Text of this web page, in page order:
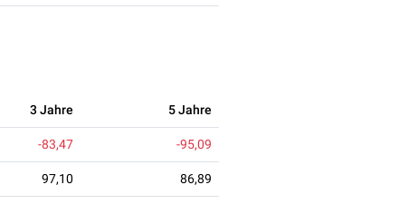
3 Jahre 5 Jahre
-83,47 -95,09
97,10 86,89